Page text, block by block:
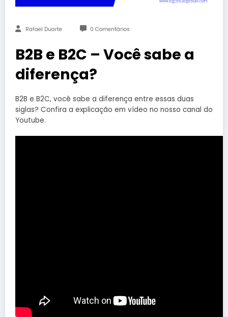
Rafael Duarte 0 Comentários
B2B e B2C – Você sabe a
diferença?
B2B e B2C, você sabe a diferença entre essas duas
siglas? Confira a explicação em vídeo no nosso canal do
Youtube.